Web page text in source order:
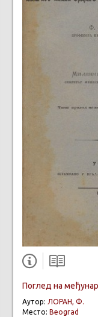
Поглед на
Аутор: ЛОРАН, Ф.
Место: Beograd